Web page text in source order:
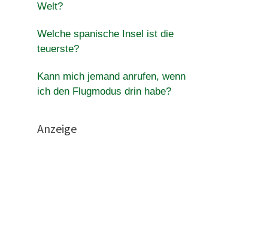
Welt?
Welche spanische Insel ist die
teuerste?
Kann mich jemand anrufen, wenn
ich den Flugmodus drin habe?
Anzeige